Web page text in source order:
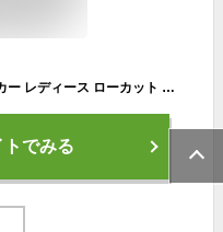
[セレブル] ノルディックライト スニーカー レディース ローカット レースアップ レトロ シンプル NL0111 24.0cm 01.ブラック/ブラック
トでみる